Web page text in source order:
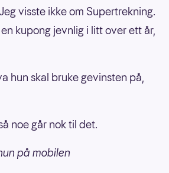
visste ikke om Supertrekning.
kupong jevnlig i litt over ett år,
hun skal bruke gevinsten på,
noe går nok til det.
på mobilen